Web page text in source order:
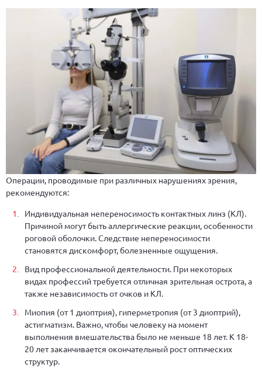
Операции, проводимые при различных нарушениях зрения,
рекомендуются:
Индивидуальная непереносимость контактных линз (КЛ).
Причиной могут быть аллергические реакции, особенности
роговой оболочки. Следствие непереносимости
становятся дискомфорт, болезненные ощущения.
Вид профессиональной деятельности. При некоторых
видах профессий требуется отличная зрительная острота, а
также независимость от очков и КЛ.
Миопия (от 1 диоптрия), гиперметропия (от 3 диоптрий),
астигматизм. Важно, чтобы человеку на момент
выполнения вмешательства было не меньше 18 лет. К 18-
20 лет заканчивается окончательный рост оптических
структур.